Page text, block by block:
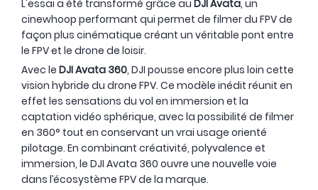
L'essai a été transformé grâce au DJI Avata, un
cinewhoop performant qui permet de filmer du FPV de
façon plus cinématique créant un véritable pont entre
le FPV et le drone de loisir.
Avec le DJI Avata 360, DJI pousse encore plus loin cette
vision hybride du drone FPV. Ce modèle inédit réunit en
effet les sensations du vol en immersion et la
captation vidéo sphérique, avec la possibilité de filmer
en 360° tout en conservant un vrai usage orienté
pilotage. En combinant créativité, polyvalence et
immersion, le DJI Avata 360 ouvre une nouvelle voie
dans l’écosystème FPV de la marque.